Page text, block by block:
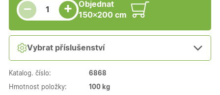
−
Snížit množství
Počet kusů +
Zvýšit množství
Objednat
150×200 cm
Vybrat příslušenství
Katalog. číslo: 6868
Hmotnost položky: 100 kg